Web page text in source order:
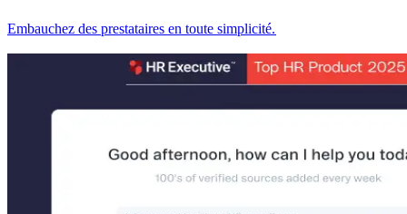
Embauchez des prestataires en toute simplicité.​​